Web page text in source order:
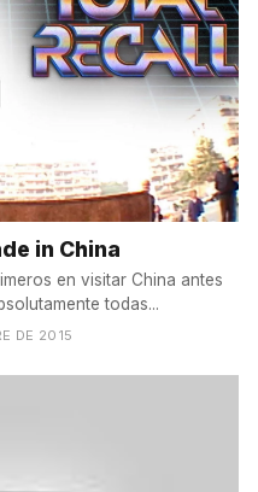
in China
en visitar China antes
todas...
DE 2015